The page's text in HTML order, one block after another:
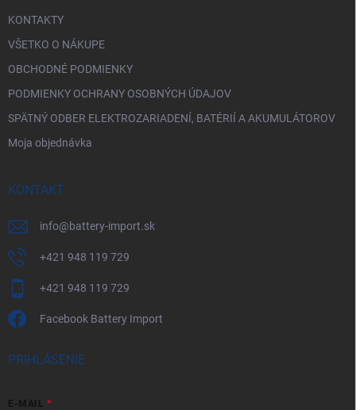
KONTAKTY
VŠETKO O NÁKUPE
OBCHODNÉ PODMIENKY
PODMIENKY OCHRANY OSOBNÝCH ÚDAJOV
SPÄTNÝ ODBER ELEKTROZARIADENÍ, BATÉRIÍ A AKUMULÁTOROV
Moja objednávka
KONTAKT
info@battery-import.sk
+421 948 119 729
+421 948 119 729
Facebook Battery Import
PRIHLÁSENIE
E-MAIL